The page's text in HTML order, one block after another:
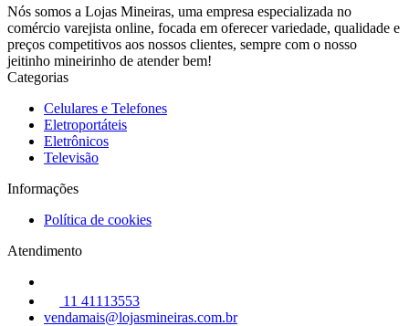
Nós somos a Lojas Mineiras, uma empresa especializada no
comércio varejista online, focada em oferecer variedade, qualidade e
preços competitivos aos nossos clientes, sempre com o nosso
jeitinho mineirinho de atender bem!
Categorias
Celulares e Telefones
Eletroportáteis
Eletrônicos
Televisão
Informações
Política de cookies
Atendimento
11 41113553
vendamais@lojasmineiras.com.br